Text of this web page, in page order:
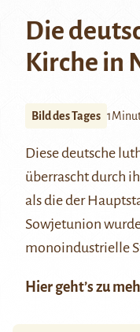
Die
Kirche in
Bild des Tages
Diese deutsche
überrascht durch
als die der
Sowjetunion
monoindustrielle
Hier geht’s zu